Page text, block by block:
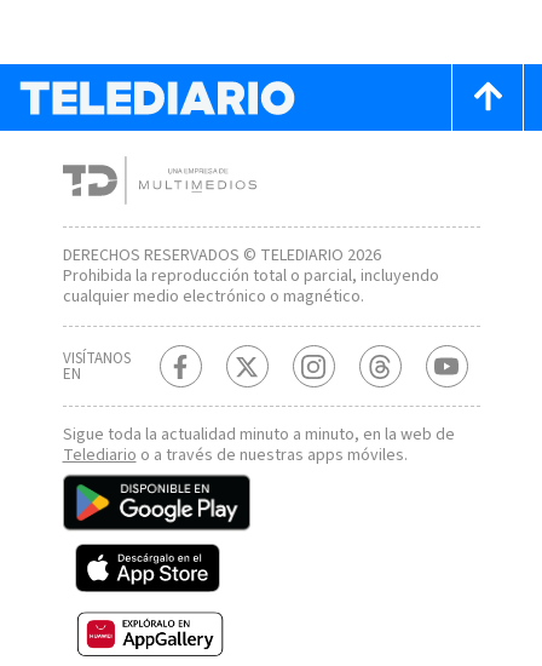
DERECHOS RESERVADOS © TELEDIARIO 2026
Prohibida la reproducción total o parcial, incluyendo
cualquier medio electrónico o magnético.
VISÍTANOS
EN
Sigue toda la actualidad minuto a minuto, en la web de
Telediarioo a través de nuestras apps móviles.